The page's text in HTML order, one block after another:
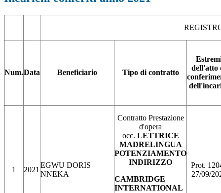
Num.Data Beneficiario Tipo di contratto
dell'atto
1 2021
EGWU DORIS
NNEKA
Contratto Prestazione
d'opera
occ. LETTRICE
MADRELINGUA
POTENZIAMENTO
INDIRIZZO
CAMBRIDGE
INTERNATIONAL
Prot.
27/09/